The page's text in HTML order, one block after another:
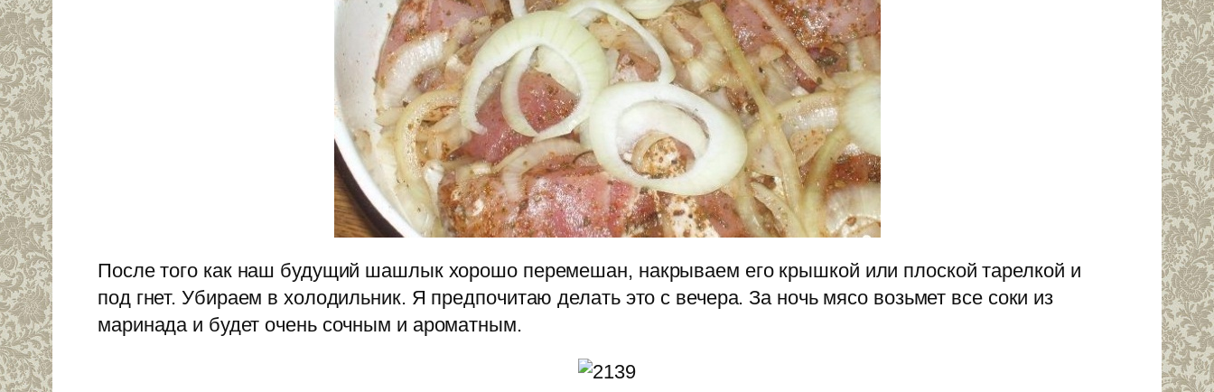
После того как наш будущий шашлык хорошо перемешан, накрываем его крышкой или плоской тарелкой и
под гнет. Убираем в холодильник. Я предпочитаю делать это с вечера. За ночь мясо возьмет все соки из
маринада и будет очень сочным и ароматным.